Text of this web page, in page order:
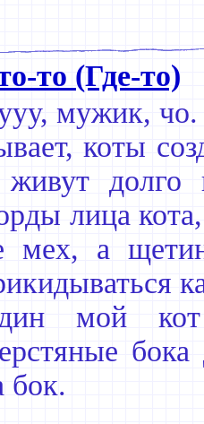
то (Где-то)
мужик, чо.
коты
долго
лица
мех, а
мой кот
бока
бок.